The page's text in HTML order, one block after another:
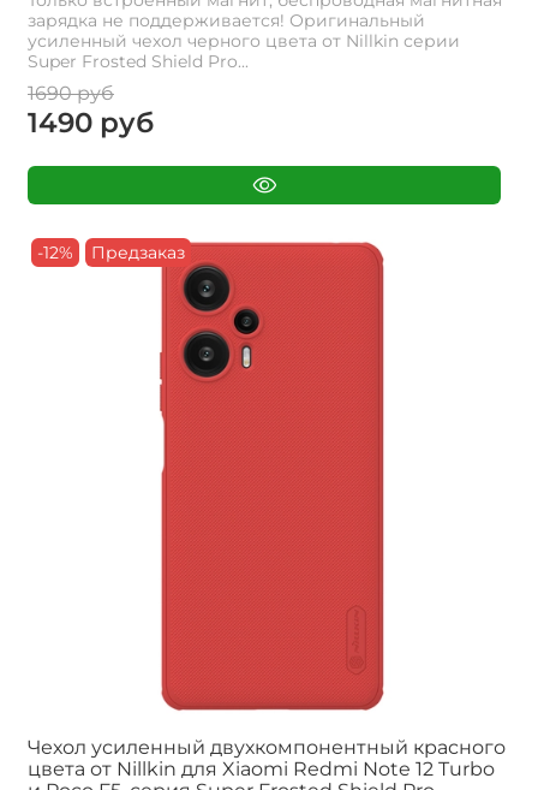
зарядка не поддерживается! Оригинальный
усиленный чехол черного цвета от Nillkin серии
Super Frosted Shield Pro...
1690 руб
1490 руб
-12% Предзаказ
Чехол усиленный двухкомпонентный красного
цвета от Nillkin для Xiaomi Redmi Note 12 Turbo